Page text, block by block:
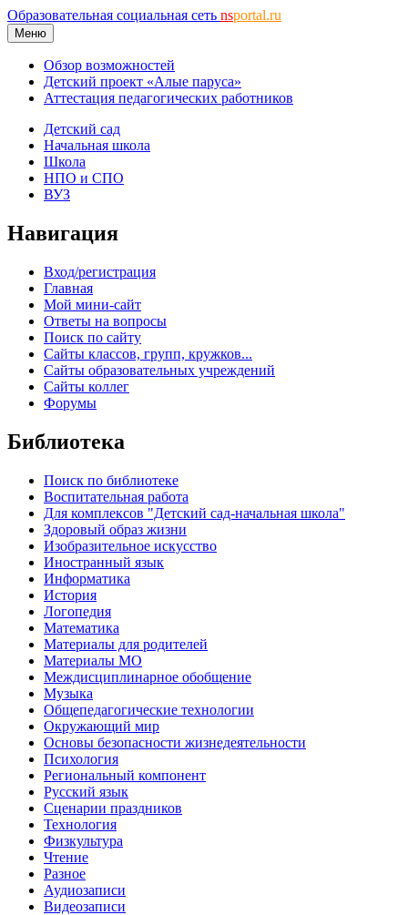
Образовательная социальная сеть nsportal.ru
Меню
Обзор возможностей
Детский проект «Алые паруса»
Аттестация педагогических работников
Детский сад
Начальная школа
Школа
НПО и СПО
ВУЗ
Навигация
Вход/регистрация
Главная
Мой мини-сайт
Ответы на вопросы
Поиск по сайту
Сайты классов, групп, кружков...
Сайты образовательных учреждений
Сайты коллег
Форумы
Библиотека
Поиск по библиотеке
Воспитательная работа
Для комплексов "Детский сад-начальная школа"
Здоровый образ жизни
Изобразительное искусство
Иностранный язык
Информатика
История
Логопедия
Математика
Материалы для родителей
Материалы МО
Междисциплинарное обобщение
Музыка
Общепедагогические технологии
Окружающий мир
Основы безопасности жизнедеятельности
Психология
Региональный компонент
Русский язык
Сценарии праздников
Технология
Физкультура
Чтение
Разное
Аудиозаписи
Видеозаписи